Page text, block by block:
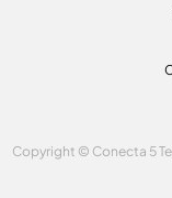
Copyright © Conecta 5